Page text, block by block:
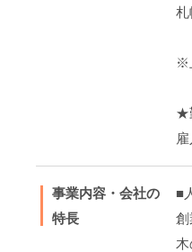
札
※
★
事業内容・会社の
特長
■
創